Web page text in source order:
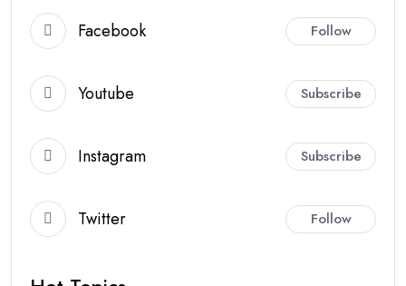
Facebook Follow
Youtube Subscribe
Instagram Subscribe
Twitter Follow